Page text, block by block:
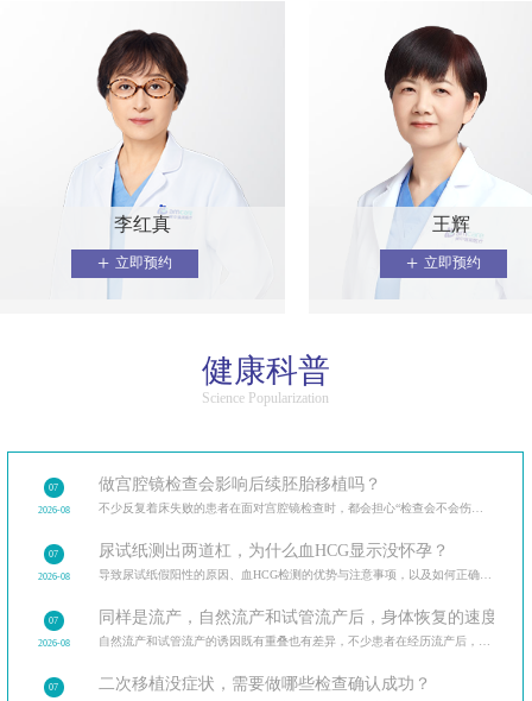
李红真
+ 立即预约
王辉
+ 立即预约
健康科普
Science Popularization
07
2026-08
做宫腔镜检查会影响后续胚胎移植吗？
07
2026-08
尿试纸测出两道杠，为什么血HCG显示没怀孕？
07
2026-08
同样是流产，自然流产和试管流产后，身体恢复的速度和
07 二次移植没症状，需要做哪些检查确认成功？